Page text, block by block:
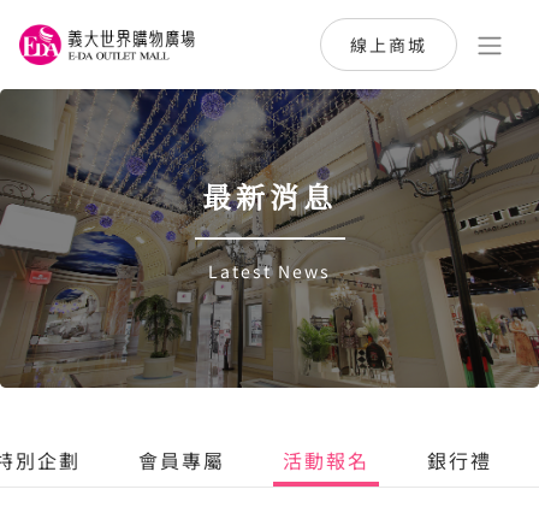
線上商城
最新消息
Latest News
別企劃 會員專屬 活動報名 銀行禮